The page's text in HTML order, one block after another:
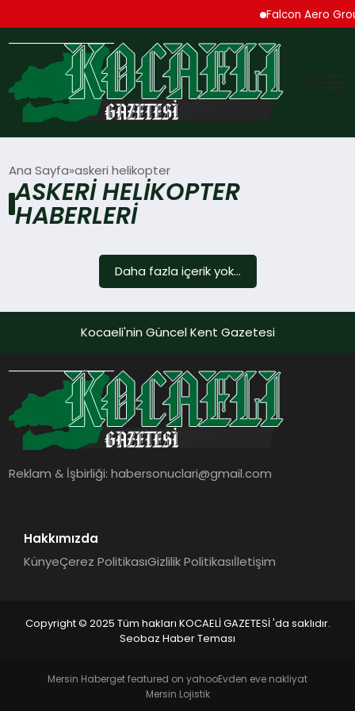
Falcon Aero
TEKNOLOJI
YAŞAM
DÜNYA
Ana Sayfa askeri helikopter
ASKERI HELIKOPTER
HABERLERI
Daha fazla içerik yok...
Kocaeli'nin Güncel Kent Gazetesi
Reklam & İşbirliği:habersonuclari@gmail.com
Hakkımızda
KünyeÇerez PolitikasıGizlilik Politikasıİletişim
Copyright © 2025 Tüm hakları KOCAELİ GAZETESİ 'da saklıdır.
Seobaz Haber Teması
Mersin Haberget featured on yahooEvden eve nakliyat
Mersin Lojistik